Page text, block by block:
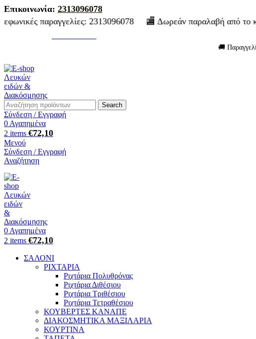
Επικοινωνία: 2313096078
2313096078 🏬 Δωρεάν παραλαβή από το κατάστημα στην
🚚
Search
Σύνδεση / Εγγραφή
0 Αγαπημένα
2 items €72,10
Μενού
Σύνδεση / Εγγραφή
Αναζήτηση
0 Αγαπημένα
2 items €72,10
ΣΑΛΟΝΙ
ΡΙΧΤΑΡΙΑ
Ριχτάρια Πολυθρόνας
Ριχτάρια Διθέσιου
Ριχτάρια Τριθέσιου
Ριχτάρια Τετραθέσιου
ΚΟΥΒΕΡΤΕΣ ΚΑΝΑΠΕ
ΔΙΑΚΟΣΜΗΤΙΚΑ ΜΑΞΙΛΑΡΙΑ
ΚΟΥΡΤΙΝΑ